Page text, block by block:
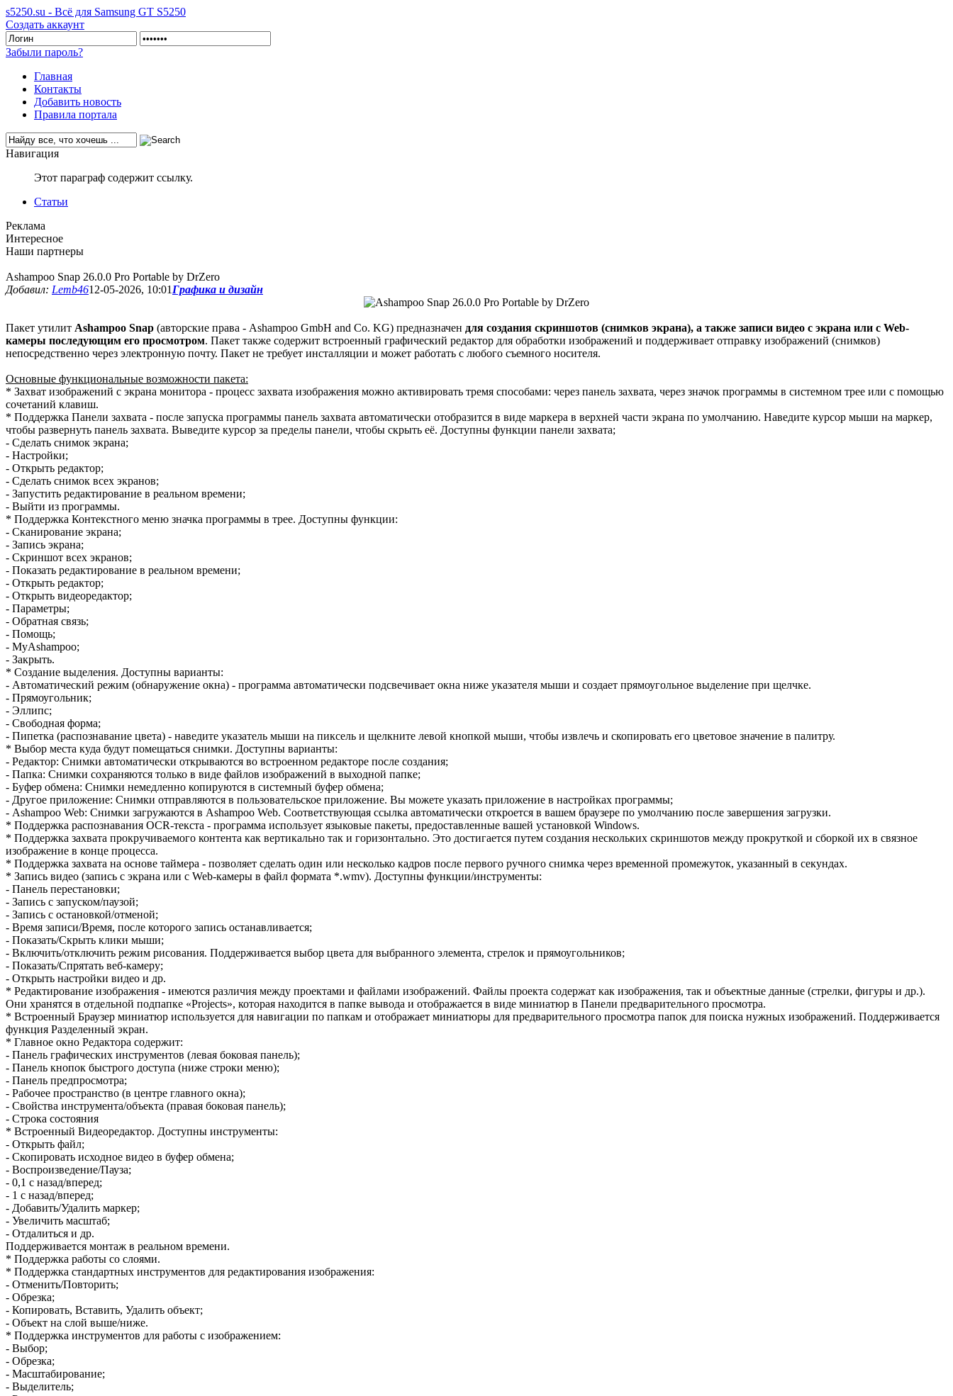
s5250.su - Всё для Samsung GT S5250
Создать аккаунт
Забыли пароль?
Главная
Контакты
Добавить новость
Правила портала
Навигация
Этот параграф содержит ссылку.
Статьи
Реклама
Интересное
Наши партнеры
Ashampoo Snap 26.0.0 Pro Portable by DrZero
Добавил: Lemb4612-05-2026, 10:01 Графика и дизайн
Пакет утилит Ashampoo Snap (авторские права - Ashampoo GmbH and Co. KG) предназначен для создания скриншотов (снимков экрана), а также записи видео с экрана или с Web-
камеры последующим его просмотром. Пакет также содержит встроенный графический редактор для обработки изображений и поддерживает отправку изображений (снимков)
непосредственно через электронную почту. Пакет не требует инсталляции и может работать с любого съемного носителя.
Основные функциональные возможности пакета:
* Захват изображений с экрана монитора - процесс захвата изображения можно активировать тремя способами: через панель захвата, через значок программы в системном трее или с помощью
сочетаний клавиш.
* Поддержка Панели захвата - после запуска программы панель захвата автоматически отобразится в виде маркера в верхней части экрана по умолчанию. Наведите курсор мыши на маркер,
чтобы развернуть панель захвата. Выведите курсор за пределы панели, чтобы скрыть её. Доступны функции панели захвата;
- Сделать снимок экрана;
- Настройки;
- Открыть редактор;
- Сделать снимок всех экранов;
- Запустить редактирование в реальном времени;
- Выйти из программы.
* Поддержка Контекстного меню значка программы в трее. Доступны функции:
- Сканирование экрана;
- Запись экрана;
- Скриншот всех экранов;
- Показать редактирование в реальном времени;
- Открыть редактор;
- Открыть видеоредактор;
- Параметры;
- Обратная связь;
- Помощь;
- MyAshampoo;
- Закрыть.
* Создание выделения. Доступны варианты:
- Автоматический режим (обнаружение окна) - программа автоматически подсвечивает окна ниже указателя мыши и создает прямоугольное выделение при щелчке.
- Прямоугольник;
- Эллипс;
- Свободная форма;
- Пипетка (распознавание цвета) - наведите указатель мыши на пиксель и щелкните левой кнопкой мыши, чтобы извлечь и скопировать его цветовое значение в палитру.
* Выбор места куда будут помещаться снимки. Доступны варианты:
- Редактор: Снимки автоматически открываются во встроенном редакторе после создания;
- Папка: Снимки сохраняются только в виде файлов изображений в выходной папке;
- Буфер обмена: Снимки немедленно копируются в системный буфер обмена;
- Другое приложение: Снимки отправляются в пользовательское приложение. Вы можете указать приложение в настройках программы;
- Ashampoo Web: Снимки загружаются в Ashampoo Web. Соответствующая ссылка автоматически откроется в вашем браузере по умолчанию после завершения загрузки.
* Поддержка распознавания OCR-текста - программа использует языковые пакеты, предоставленные вашей установкой Windows.
* Поддержка захвата прокручиваемого контента как вертикально так и горизонтально. Это достигается путем создания нескольких скриншотов между прокруткой и сборкой их в связное
изображение в конце процесса.
* Поддержка захвата на основе таймера - позволяет сделать один или несколько кадров после первого ручного снимка через временной промежуток, указанный в секундах.
* Запись видео (запись с экрана или с Web-камеры в файл формата *.wmv). Доступны функции/инструменты:
- Панель перестановки;
- Запись с запуском/паузой;
- Запись с остановкой/отменой;
- Время записи/Время, после которого запись останавливается;
- Показать/Скрыть клики мыши;
- Включить/отключить режим рисования. Поддерживается выбор цвета для выбранного элемента, стрелок и прямоугольников;
- Показать/Спрятать веб-камеру;
- Открыть настройки видео и др.
* Редактирование изображения - имеются различия между проектами и файлами изображений. Файлы проекта содержат как изображения, так и объектные данные (стрелки, фигуры и др.).
Они хранятся в отдельной подпапке «Projects», которая находится в папке вывода и отображается в виде миниатюр в Панели предварительного просмотра.
* Встроенный Браузер миниатюр используется для навигации по папкам и отображает миниатюры для предварительного просмотра папок для поиска нужных изображений. Поддерживается
функция Разделенный экран.
* Главное окно Редактора содержит:
- Панель графических инструментов (левая боковая панель);
- Панель кнопок быстрого доступа (ниже строки меню);
- Панель предпросмотра;
- Рабочее пространство (в центре главного окна);
- Свойства инструмента/объекта (правая боковая панель);
- Строка состояния
* Встроенный Видеоредактор. Доступны инструменты:
- Открыть файл;
- Скопировать исходное видео в буфер обмена;
- Воспроизведение/Пауза;
- 0,1 с назад/вперед;
- 1 с назад/вперед;
- Добавить/Удалить маркер;
- Увеличить масштаб;
- Отдалиться и др.
Поддерживается монтаж в реальном времени.
* Поддержка работы со слоями.
* Поддержка стандартных инструментов для редактирования изображения:
- Отменить/Повторить;
- Обрезка;
- Копировать, Вставить, Удалить объект;
- Объект на слой выше/ниже.
* Поддержка инструментов для работы с изображением:
- Выбор;
- Обрезка;
- Масштабирование;
- Выделитель;